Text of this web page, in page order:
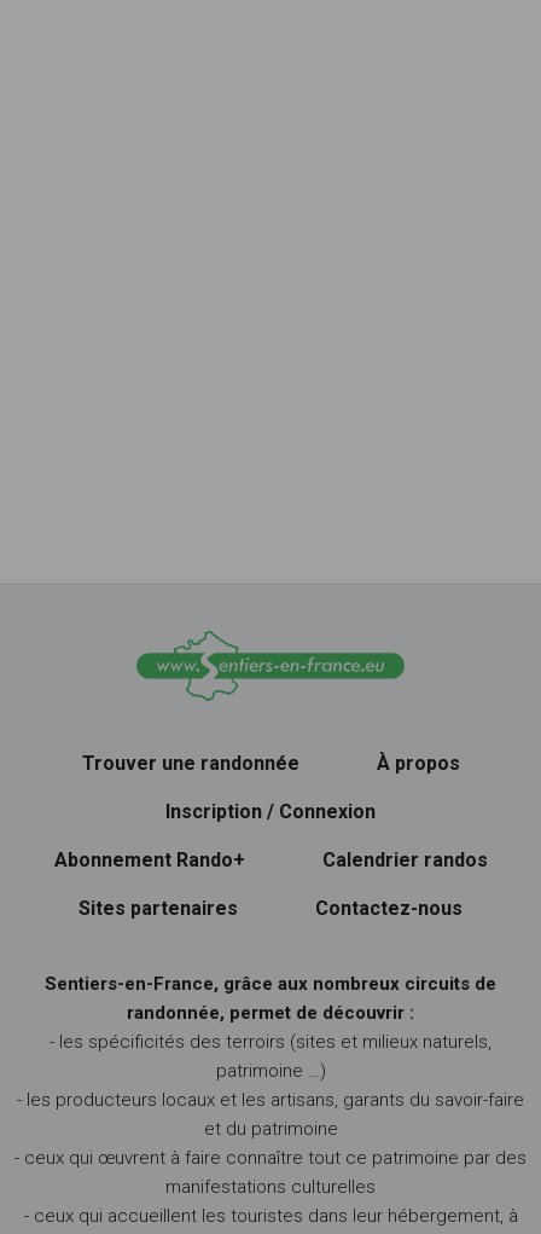
Trouver une randonnée À propos
Inscription / Connexion
Abonnement Rando+ Calendrier randos
Sites partenaires Contactez-nous
Sentiers-en-France, grâce aux nombreux circuits de
randonnée, permet de découvrir :
- les spécificités des terroirs (sites et milieux naturels,
patrimoine …)
- les producteurs locaux et les artisans, garants du savoir-faire
et du patrimoine
- ceux qui œuvrent à faire connaître tout ce patrimoine par des
manifestations culturelles
- ceux qui accueillent les touristes dans leur hébergement, à